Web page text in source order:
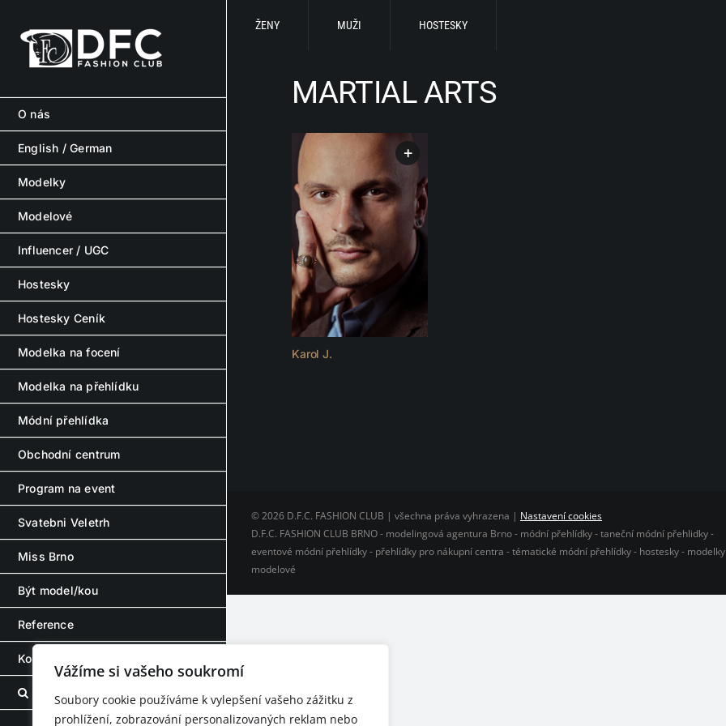
Vážíme si vašeho soukromí
Soubory cookie používáme k vylepšení vašeho zážitku z
prohlížení, zobrazování personalizovaných reklam nebo
ŽENY MUŽI HOSTESKY
content
O nás
English / German
Modelky
Modelové
Influencer / UGC
Hostesky
Hostesky Ceník
Modelka na focení
Modelka na přehlídku
Módní přehlídka
Obchodní centrum
Program na event
Svatebni Veletrh
Miss Brno
Být model/kou
Reference
Kontakt – Contact
MARTIAL ARTS
+
Karol J.
© 2026 D.F.C. FASHION CLUB | všechna práva vyhrazena | Nastavení cookies
D.F.C. FASHION CLUB BRNO - modelingová agentura Brno - módní přehlídky - taneční módní přehlidky -
eventové módní přehlídky - přehlídky pro nákupní centra - tématické módní přehlídky - hostesky -
modelové